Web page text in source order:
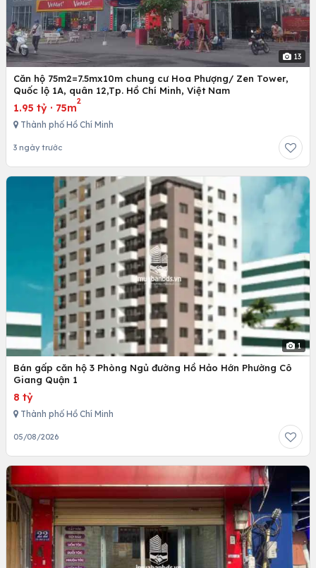
13
Căn hộ 75m2=7.5mx10m chung cư Hoa Phượng/ Zen Tower,
Quốc lộ 1A, quân 12,Tp. Hồ Chí Minh, Việt Nam
1.95 tỷ · 75m
2
Thành phố Hồ Chí Minh
3 ngày trước
1
Bán gấp căn hộ 3 Phòng Ngủ đường Hồ Hảo Hớn Phường Cô
Giang Quận 1
8 tỷ
Thành phố Hồ Chí Minh
05/08/2026